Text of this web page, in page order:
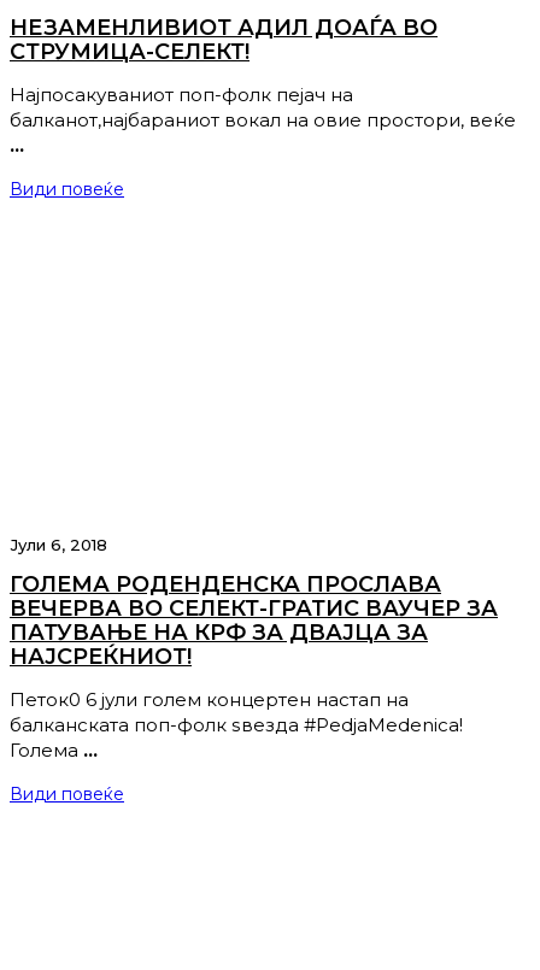
НЕЗАМЕНЛИВИОТ АДИЛ ДОАЃА ВО
СТРУМИЦА-СЕЛЕКТ!
Најпосакуваниот поп-фолк пејач на
балканот,најбараниот вокал на овие простори, веќе
…
Види повеќе
Јули 6, 2018
ГОЛЕМА РОДЕНДЕНСКА ПРОСЛАВА
ВЕЧЕРВА ВО СЕЛЕКТ-ГРАТИС ВАУЧЕР ЗА
ПАТУВАЊЕ НА КРФ ЗА ДВАЈЦА ЗА
НАЈСРЕЌНИОТ!
Петок0 6 jули голем концертен настап на
балканската поп-фолк ѕвезда #PedjaMedenica!
Голема …
Види повеќе